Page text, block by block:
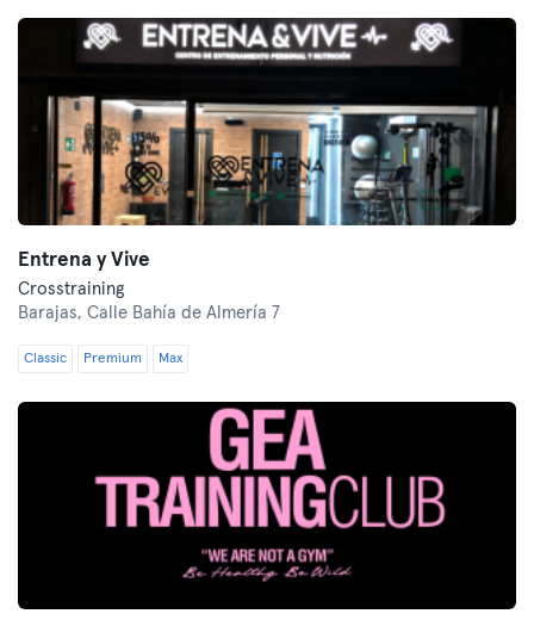
Entrena y Vive
Crosstraining
Barajas, Calle Bahía de Almería 7
Classic Premium Max